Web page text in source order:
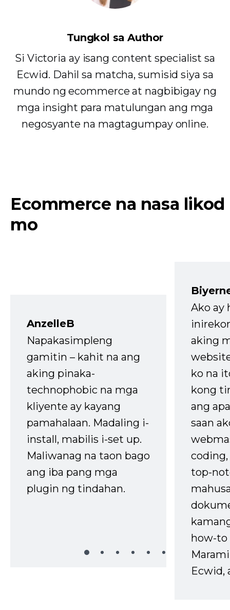
Tungkol sa Author
Si Victoria ay isang content specialist sa
Ecwid. Dahil sa matcha, sumisid siya sa
mundo ng ecommerce at nagbibigay ng
mga insight para matulungan ang mga
negosyante na magtagumpay online.
Ecommerce na nasa likod
mo
AnzelleB
Napakasimpleng
gamitin – kahit na ang
aking pinaka-
technophobic na mga
kliyente ay kayang
pamahalaan. Madaling i-
install, mabilis i-set up.
Maliwanag na taon bago
ang iba pang mga
plugin ng tindahan.
Ako ay
aking
ko na
kong
ang
saan
top-
how-to
Ecwid,